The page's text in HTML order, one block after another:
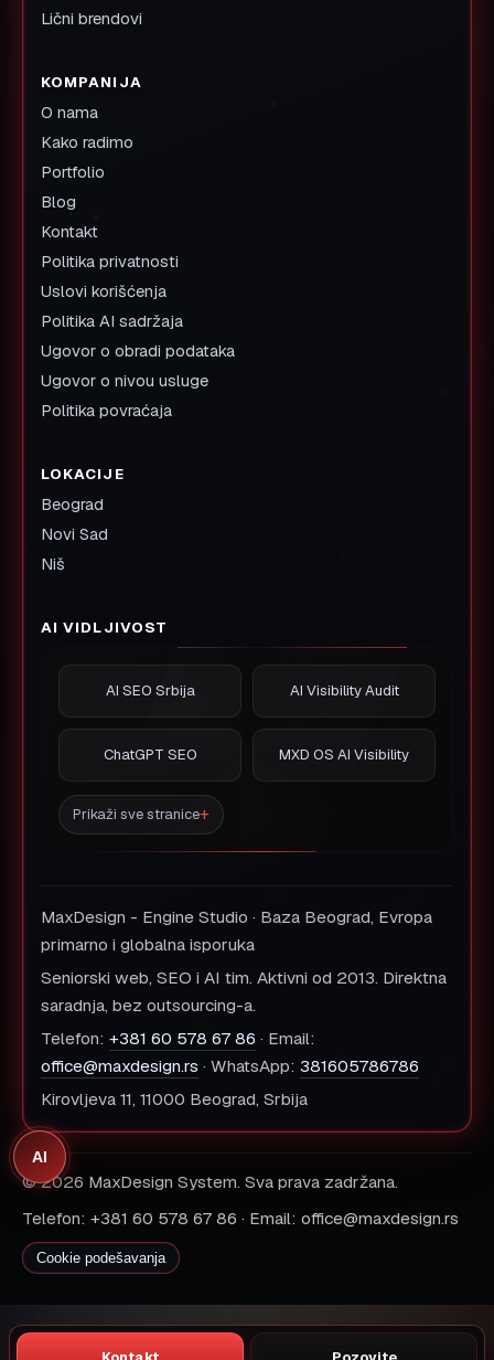
Lični brendovi
KOMPANIJA
O nama
Kako radimo
Portfolio
Blog
Kontakt
Politika privatnosti
Uslovi korišćenja
Politika AI sadržaja
Ugovor o obradi podataka
Ugovor o nivou usluge
Politika povraćaja
LOKACIJE
Beograd
Novi Sad
Niš
AI VIDLJIVOST
AI SEO Srbija AI Visibility Audit
ChatGPT SEO MXD OS AI Visibility
Prikaži sve stranice
MaxDesign - Engine Studio · Baza Beograd, Evropa
primarno i globalna isporuka
Seniorski web, SEO i AI tim. Aktivni od 2013. Direktna
saradnja, bez outsourcing-a.
Telefon: +381 60 578 67 86 · Email:
office@maxdesign.rs · WhatsApp: 381605786786
Kirovljeva 11, 11000 Beograd, Srbija
© 2026 MaxDesign System. Sva prava zadržana.
Telefon: +381 60 578 67 86 · Email: office@maxdesign.rs
Cookie podešavanja
AI